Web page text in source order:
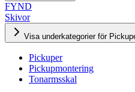
FYND
Skivor
Visa underkategorier för
Pickuper
Pickupmontering
Tonarmsskal